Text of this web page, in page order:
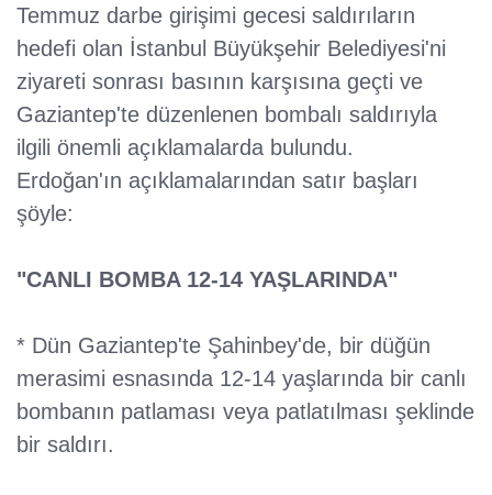
Temmuz darbe girişimi gecesi saldırıların
hedefi olan İstanbul Büyükşehir Belediyesi'ni
ziyareti sonrası basının karşısına geçti ve
Gaziantep'te düzenlenen bombalı saldırıyla
ilgili önemli açıklamalarda bulundu.
Erdoğan'ın açıklamalarından satır başları
şöyle:
"CANLI BOMBA 12-14 YAŞLARINDA"
* Dün Gaziantep'te Şahinbey'de, bir düğün
merasimi esnasında 12-14 yaşlarında bir canlı
bombanın patlaması veya patlatılması şeklinde
bir saldırı.